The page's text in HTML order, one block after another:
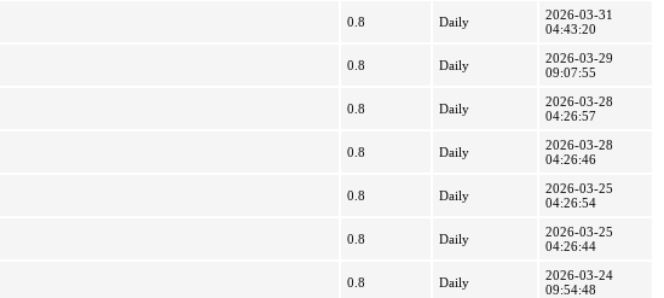
0.8 Daily
2026-03-31
04:43:20
0.8 Daily
2026-03-29
09:07:55
0.8 Daily
2026-03-28
04:26:57
0.8 Daily
2026-03-28
04:26:46
0.8 Daily
2026-03-25
04:26:54
0.8 Daily
2026-03-25
04:26:44
0.8 Daily
2026-03-24
09:54:48